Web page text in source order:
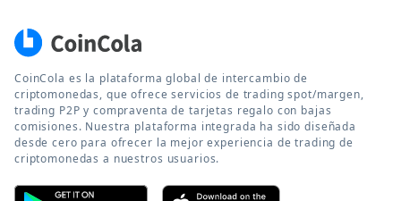
CoinCola es la plataforma global de intercambio de
criptomonedas, que ofrece servicios de trading spot/margen,
trading P2P y compraventa de tarjetas regalo con bajas
comisiones. Nuestra plataforma integrada ha sido diseñada
desde cero para ofrecer la mejor experiencia de trading de
criptomonedas a nuestros usuarios.